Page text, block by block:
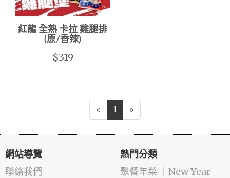
紅龍 全熟 卡拉 雞腿排
(原/香辣)
$319
« 1 »
網站導覽
聯絡我們
熱門分類
️聚餐年菜 ｜New Year